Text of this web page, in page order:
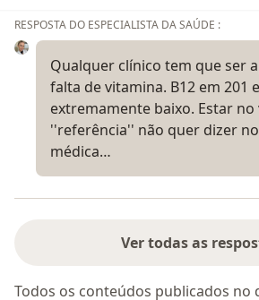
RESPOSTA DO ESPECIALISTA DA SAÚDE :
Qualquer clínico tem que ser
falta de vitamina. B12 em 201
extremamente baixo. Estar no
''referência'' não quer dizer
médica…
Ver todas as
Todos os conteúdos publicados no